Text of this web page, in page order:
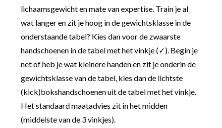
lichaamsgewicht en mate van expertise. Train je al
wat langer en zit je hoog in de gewichtsklasse in de
onderstaande tabel? Kies dan voor de zwaarste
handschoenen in de tabel met het vinkje (✓). Begin je
net of heb je wat kleinere handen en zit je onderin de
gewichtsklasse van de tabel, kies dan de lichtste
(kick)bokshandschoenen uit de tabel met het vinkje.
Het standaard maatadvies zit in het midden
(middelste van de 3 vinkjes).